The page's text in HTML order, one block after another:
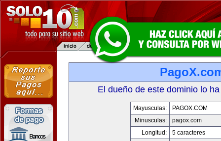
El dueño de este dominio lo
Mayusculas:
PAGOX.COM
Minusculas:
pagox.com
Longitud:
5 caracteres